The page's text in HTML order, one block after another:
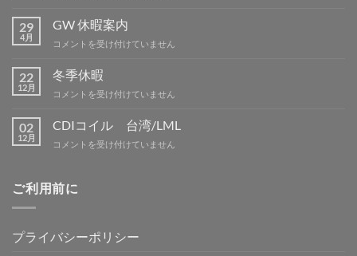
ー
ィ
グ
吉
は
29
4月
GW 休暇案内
GW
暇
案
内
コメントを受け付けていません
22
12月
冬季休暇
冬
休
は
コメントを受け付けていません
02
12月
CDIコイル 台湾/LML
CDI
ル
台
コメントを受け付けていません
ご利用前に
プライバシーポリシー